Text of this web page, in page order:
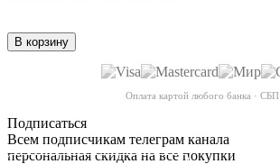
В корзину
Оплата картой любого банка · СБП
Подписаться
Всем подписчикам телеграм канала
персональная скидка на все покупки